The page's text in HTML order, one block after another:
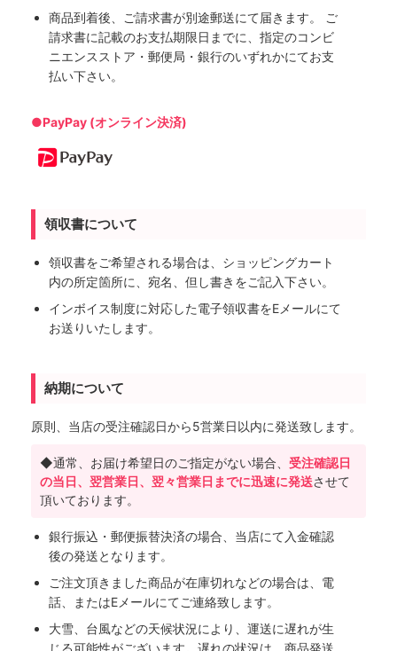
商品到着後、ご請求書が別途郵送にて届きます。 ご
請求書に記載のお支払期限日までに、指定のコンビ
ニエンスストア・郵便局・銀行のいずれかにてお支
払い下さい。
●PayPay (オンライン決済)
領収書について
領収書をご希望される場合は、ショッピングカート
内の所定箇所に、宛名、但し書きをご記入下さい。
インボイス制度に対応した電子領収書をEメールにて
お送りいたします。
納期について
原則、当店の受注確認日から5営業日以内に発送致します。
◆通常、お届け希望日のご指定がない場合、 受注確認日
の当日、翌営業日、翌々営業日までに迅速に発送させて
頂いております。
銀行振込・郵便振替決済の場合、当店にて入金確認
後の発送となります。
ご注文頂きました商品が在庫切れなどの場合は、電
話、またはEメールにてご連絡致します。
大雪、台風などの天候状況により、運送に遅れが生
じる可能性がございます。遅れの状況は、商品発送